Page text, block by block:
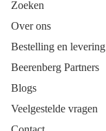
Zoeken
Over ons
Bestelling en levering
Beerenberg Partners
Blogs
Veelgestelde vragen